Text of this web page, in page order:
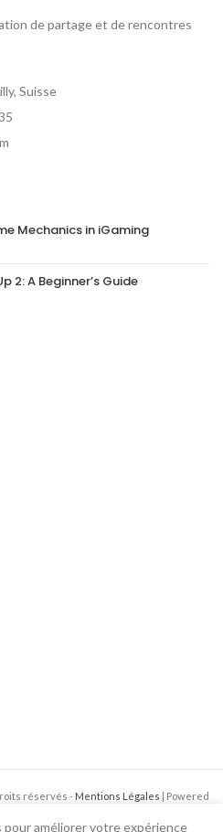
de partage et de rencontres
Suisse
Mechanics in iGaming
2: A Beginner’s Guide
réservés -Mentions Légales | Powered
améliorer votre expérience